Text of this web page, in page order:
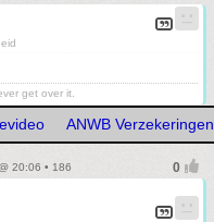
get over it.
ANWB Verzekeringen
20:06 • 186